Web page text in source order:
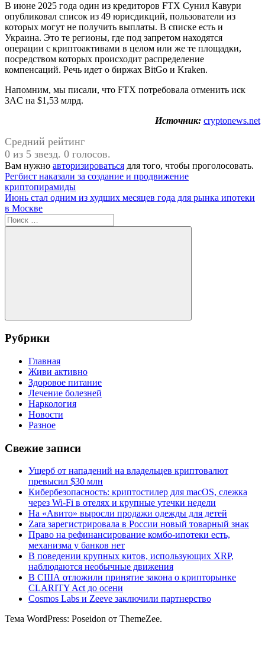
В июне 2025 года один из кредиторов FTX Сунил Кавури
опубликовал список из 49 юрисдикций, пользователи из
которых могут не получить выплаты. В списке есть и
Украина. Это те регионы, где под запретом находятся
операции с криптоактивами в целом или же те площадки,
посредством которых происходит распределение
компенсаций. Речь идет о биржах BitGo и Kraken.
Напомним, мы писали, что FTX потребовала отменить иск
3AC на $1,53 млрд.
Источник: cryptonews.net
Средний рейтинг
0 из 5 звезд. 0 голосов.
Вам нужно авторизироваться для того, чтобы проголосовать.
Навигация
по
записям
Предыдущая
запись:
Регбист наказали за создание и продвижение
криптопирамиды
Следующая
запись:
Июнь стал одним из худших месяцев года для рынка ипотеки
в Москве
Поиск
для:
Поиск
Рубрики
Главная
Живи активно
Здоровое питание
Лечение болезней
Наркология
Новости
Разное
Свежие записи
Ущерб от нападений на владельцев криптовалют
превысил $30 млн
Кибербезопасность: криптостилер для macOS, слежка
через Wi-Fi в отелях и крупные утечки недели
На «Авито» выросли продажи одежды для детей
Zara зарегистрировала в России новый товарный знак
Право на рефинансирование комбо-ипотеки есть,
механизма у банков нет
В поведении крупных китов, использующих XRP,
наблюдаются необычные движения
В США отложили принятие закона о крипторынке
CLARITY Act до осени
Cosmos Labs и Zeeve заключили партнерство
Тема WordPress: Poseidon от ThemeZee.